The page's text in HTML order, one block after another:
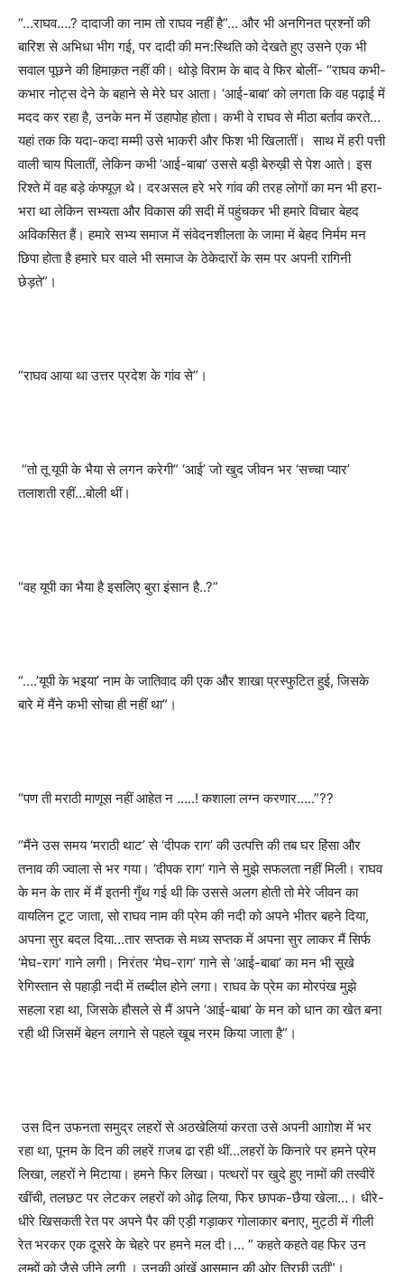
“…राघव….?दादाजी का नाम तो राघव नहीं है”… और भी अनगिनत प्रश्नों की
बारिश से अभिधा भीग गई,पर दादी की मन:स्थिति को देखते हुए उसने एक भी
सवाल पूछने की हिमाक़त नहीं की। थोड़े विराम के बाद वे फिर बोलीं- “राघव कभी-
कभार नोट्स देने के बहाने से मेरे घर आता। ‘आई-बाबा’को लगता कि वह पढ़ाई में
मदद कर रहा है,उनके मन में उहापोह होता। कभी वे राघव से मीठा बर्ताव करते…
यहां तक कि यदा-कदा मम्मी उसे भाकरी और फिश भी खिलातीं। साथ में हरी पत्ती
वाली चाय पिलातीं,लेकिन कभी‘आई-बाबा’उससे बड़ी बेरुख़ी से पेश आते। इस
रिश्ते में वह बड़े कंफ्यूज़ थे। दरअसल हरे भरे गांव की तरह लोगों का मन भी हरा-
भरा था लेकिन सभ्यता और विकास की सदी में पहुंचकर भी हमारे विचार बेहद
अविकसित हैं। हमारे सभ्य समाज में संवेदनशीलता के जामा में बेहद निर्मम मन
छिपा होता है हमारे घर वाले भी समाज के ठेकेदारों के सम पर अपनी रागिनी
छेड़ते” ।
“राघव आया था उत्तर प्रदेश के गांव से” ।
“तो तू यूपी के भैया से लगन करेगी” ‘आई’जो खुद जीवन भर ‘सच्चा प्यार’
तलाशती रहीं…बोली थीं।
“वह यूपी का भैया है इसलिए बुरा इंसान है..?”
“….’यूपी के भइया’नाम के जातिवाद की एक और शाखा प्रस्फुटित हुई,जिसके
बारे में मैंने कभी सोचा ही नहीं था” ।
“पण ती मराठी माणूस नहीं आहेत न …..! कशाला लग्न करणार…..”??
“मैंने उस समय‘मराठी थाट’से‘दीपक राग’की उत्पत्ति की तब घर हिंसा और
तनाव की ज्वाला से भर गया। ‘दीपक राग’गाने से मुझे सफलता नहीं मिली। राघव
के मन के तार में मैं इतनी गुँथ गई थी कि उससे अलग होती तो मेरे जीवन का
वायलिन टूट जाता,सो राघव नाम की प्रेम की नदी को अपने भीतर बहने दिया,
अपना सुर बदल दिया…तार सप्तक से मध्य सप्तक में अपना सुर लाकर मैं सिर्फ
‘मेघ-राग’गाने लगी। निरंतर ‘मेघ-राग’गाने से‘आई-बाबा’का मन भी सूखे
रेगिस्तान से पहाड़ी नदी में तब्दील होने लगा। राघव के प्रेम का मोरपंख मुझे
सहला रहा था,जिसके हौसले से मैं अपने ‘आई-बाबा’के मन को धान का खेत बना
रही थी जिसमें बेहन लगाने से पहले खूब नरम किया जाता है” ।
उस दिन उफनता समुद्र लहरों से अठखेलियां करता उसे अपनी आग़ोश में भर
रहा था,पूनम के दिन की लहरें ग़जब ढा रही थीं…लहरों के किनारे पर हमने प्रेम
लिखा,लहरों ने मिटाया। हमने फिर लिखा। पत्थरों पर खुदे हुए नामों की तस्वीरें
खींची,तलछट पर लेटकर लहरों को ओढ़ लिया,फिर छापक-छैया खेला…। धीरे-
धीरे खिसकती रेत पर अपने पैर की एड़ी गड़ाकर गोलाकार बनाए,मुट्ठी में गीली
रेत भरकर एक दूसरे के चेहरे पर हमने मल दी।… ”कहते कहते वह फिर उन
लम्हों को जैसे जीने लगी । उनकी आंखें आसमान की ओर तिरछी उठीं” ।